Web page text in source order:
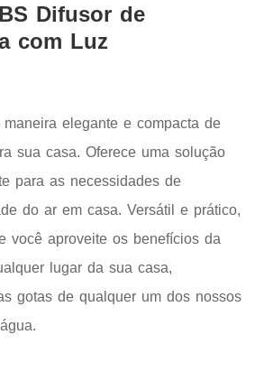
Difusor de
com Luz
elegante e compacta de
sua casa. Oferece uma solução
para as necessidades de
do ar em casa. Versátil e prático,
você aproveite os benefícios da
lugar da sua casa,
gotas de qualquer um dos nossos